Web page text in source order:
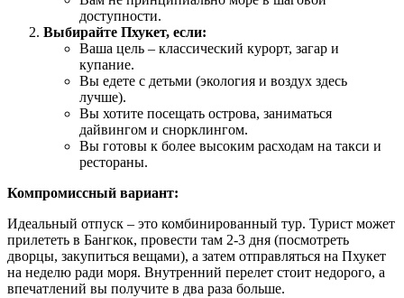
доступности.
Выбирайте Пхукет, если:
Ваша цель – классический курорт, загар и
купание.
Вы едете с детьми (экология и воздух здесь
лучше).
Вы хотите посещать острова, заниматься
дайвингом и снорклингом.
Вы готовы к более высоким расходам на такси и
рестораны.
Компромиссный вариант:
Идеальный отпуск – это комбинированный тур. Турист может
прилететь в Бангкок, провести там 2-3 дня (посмотреть
дворцы, закупиться вещами), а затем отправляться на Пхукет
на неделю ради моря. Внутренний перелет стоит недорого, а
впечатлений вы получите в два раза больше.